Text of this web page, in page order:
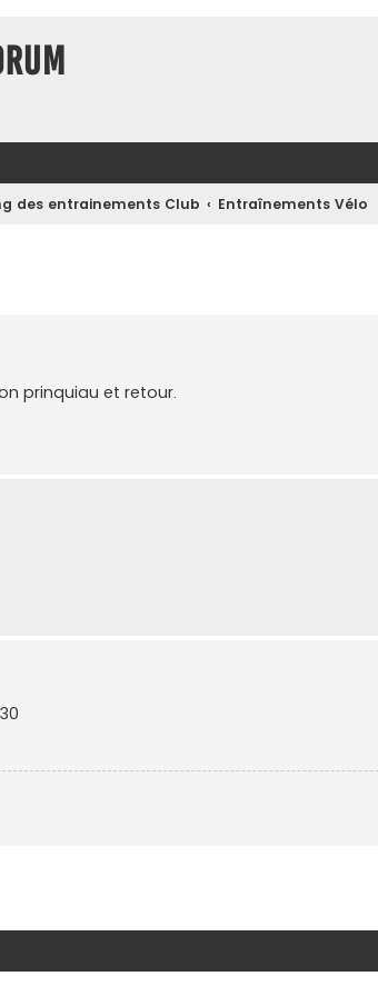
des entrainements Club Entraînements Vélo
prinquiau et retour.